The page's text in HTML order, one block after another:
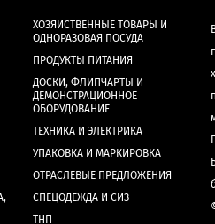
ХОЗЯЙСТВЕННЫЕ ТОВАРЫ И
ОДНОРАЗОВАЯ ПОСУДА
ПРОДУКТЫ ПИТАНИЯ
ДОСКИ, ФЛИПЧАРТЫ И
ДЕМОНСТРАЦИОННОЕ
ОБОРУДОВАНИЕ
ТЕХНИКА И ЭЛЕКТРИКА
УПАКОВКА И МАРКИРОВКА
ОТРАСЛЕВЫЕ ПРЕДЛОЖЕНИЯ
СПЕЦОДЕЖДА И СИЗ
ТНП